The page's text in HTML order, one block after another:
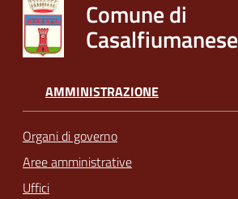
Comune di
Casalfiumanese
AMMINISTRAZIONE
Organi di governo
Aree amministrative
Uffici